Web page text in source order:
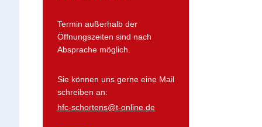
Termin außerhalb der
Öffnungszeiten sind nach
Absprache möglich.
Sie können uns gerne eine Mail
schreiben an:
hfc-schortens@t-online.de